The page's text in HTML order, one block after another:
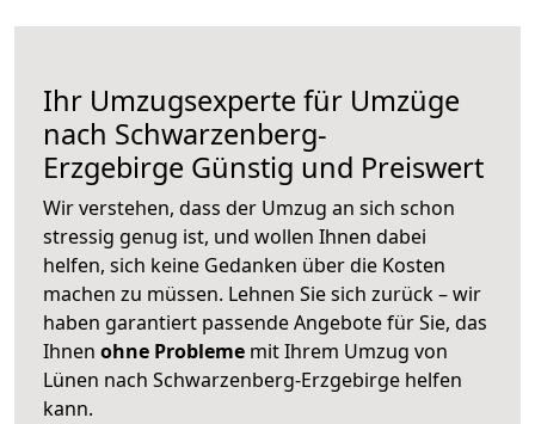
Ihr Umzugsexperte für Umzüge
nach Schwarzenberg-
Erzgebirge Günstig und Preiswert
Wir verstehen, dass der Umzug an sich schon
stressig genug ist, und wollen Ihnen dabei
helfen, sich keine Gedanken über die Kosten
machen zu müssen. Lehnen Sie sich zurück – wir
haben garantiert passende Angebote für Sie, das
Ihnen ohne Probleme mit Ihrem Umzug von
Lünen nach Schwarzenberg-Erzgebirge helfen
kann.